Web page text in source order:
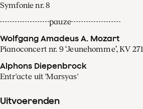
Symfonie nr. 8
pauze
Wolfgang Amadeus A. Mozart
Pianoconcert nr. 9 ‘Jeunehomme’, KV 271
Alphons Diepenbrock
Entr'acte uit 'Marsyas'
Uitvoerenden